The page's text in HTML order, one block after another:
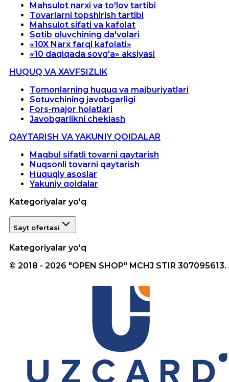
Mahsulot narxi va to'lov tartibi
Tovarlarni topshirish tartibi
Mahsulot sifati va kafolat
Sotib oluvchining da'volari
«10X Narx farqi kafolati»
«10 daqiqada sovg'a» aksiyasi
HUQUQ VA XAVFSIZLIK
Tomonlarning huquq va majburiyatlari
Sotuvchining javobgarligi
Fors-major holatlari
Javobgarlikni cheklash
QAYTARISH VA YAKUNIY QOIDALAR
Maqbul sifatli tovarni qaytarish
Nuqsonli tovarni qaytarish
Huquqiy asoslar
Yakuniy qoidalar
Kategoriyalar yo'q
Sayt ofertasi
Kategoriyalar yo'q
© 2018 - 2026 "OPEN SHOP" MCHJ STIR 307095613.